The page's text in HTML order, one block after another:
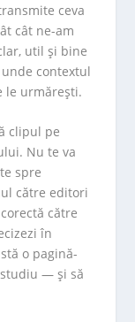
ceva
cât ne-am
util și bine
contextul
le urmărești.
clipul pe
Nu te va
spre
către editori
către
în
o pagină-
— și să